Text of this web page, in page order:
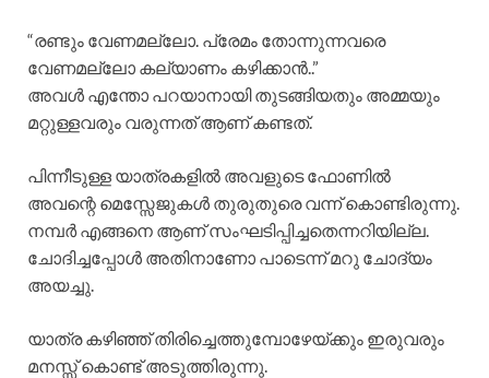
“രണ്ടും വേണമല്ലോ. പ്രേമം തോന്നുന്നവരെ
വേണമല്ലോ കല്യാണം കഴിക്കാൻ..”
അവൾ എന്തോ പറയാനായി തുടങ്ങിയതും അമ്മയും
മറ്റുള്ളവരും വരുന്നത് ആണ് കണ്ടത്.
പിന്നീടുള്ള യാത്രകളിൽ അവളുടെ ഫോണിൽ
അവന്റെ മെസ്സേജുകൾ തുരുതുരെ വന്ന് കൊണ്ടിരുന്നു.
നമ്പർ എങ്ങനെ ആണ് സംഘടിപ്പിച്ചതെന്നറിയില്ല.
ചോദിച്ചപ്പോൾ അതിനാണോ പാടെന്ന് മറു ചോദ്യം
അയച്ചു.
യാത്ര കഴിഞ്ഞ് തിരിച്ചെത്തുമ്പോഴേയ്ക്കും ഇരുവരും
മനസ്സ് കൊണ്ട് അടുത്തിരുന്നു.